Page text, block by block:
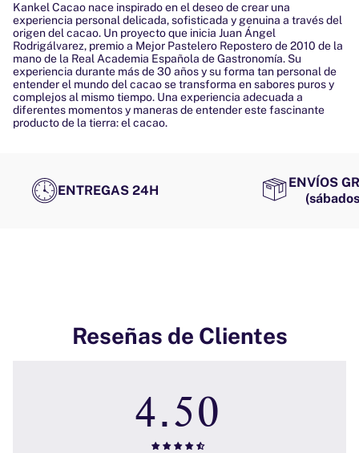
Kankel Cacao nace inspirado en el deseo de crear una
experiencia personal delicada, sofisticada y genuina a través del
origen del cacao. Un proyecto que inicia Juan Ángel
Rodrigálvarez, premio a Mejor Pastelero Repostero de 2010 de la
mano de la Real Academia Española de Gastronomía. Su
experiencia durante más de 30 años y su forma tan personal de
entender el mundo del cacao se transforma en sabores puros y
complejos al mismo tiempo. Una experiencia adecuada a
diferentes momentos y maneras de entender este fascinante
producto de la tierra: el cacao.
ENTREGAS 24H
ENVÍOS
Reseñas de Clientes
4.50